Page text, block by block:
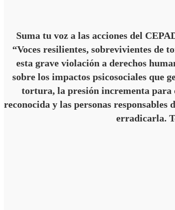
Suma tu voz a las acciones del
“Voces resilientes, sobrevivientes de
esta grave violación a derechos
sobre los impactos psicosociales que
tortura, la presión incrementa para
reconocida y las personas
erradicarla.